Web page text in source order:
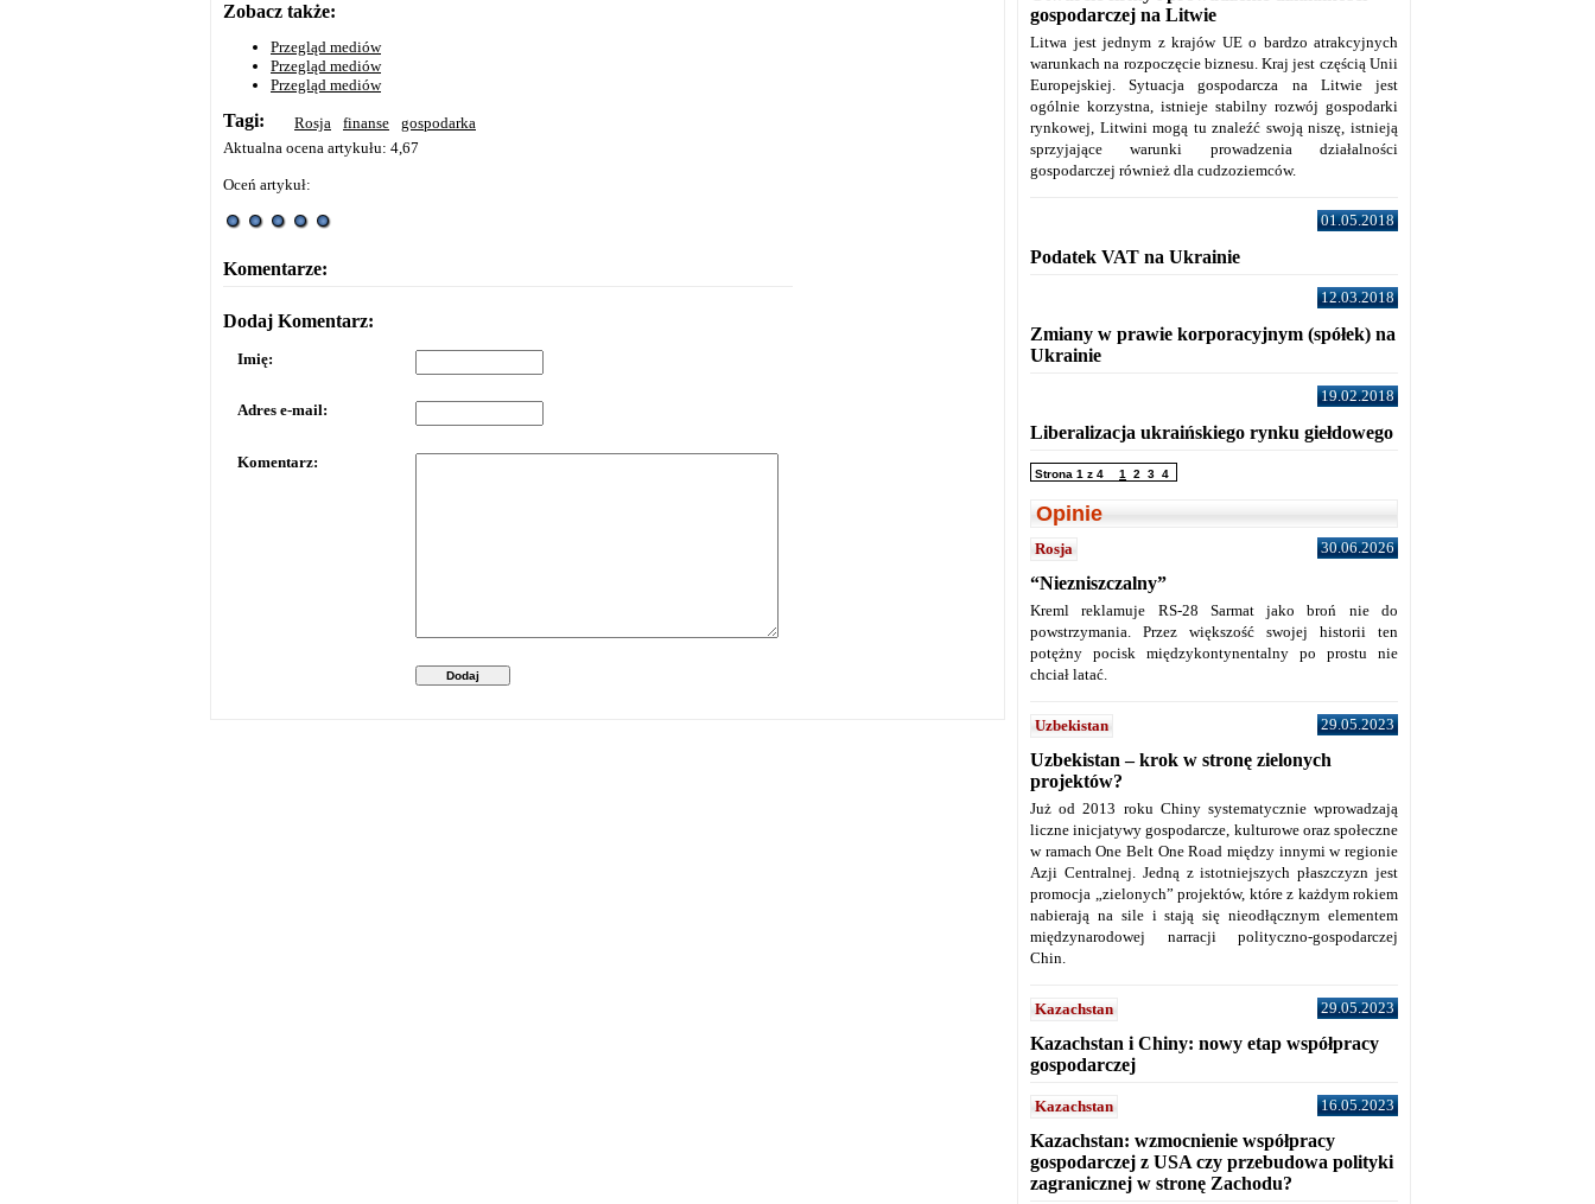
Zobacz także:
Przegląd mediów
Przegląd mediów
Przegląd mediów
Tagi: Rosja finanse
gospodarka
Aktualna ocena artykułu: 4,67
Oceń artykuł:
Komentarze:
Dodaj Komentarz:
Imię:
Adres e-mail:
Komentarz:
Dodaj
gospodarczej na Litwie
Litwa jest jednym z krajów UE o bardzo atrakcyjnych
warunkach na rozpoczęcie biznesu. Kraj jest częścią Unii
Europejskiej. Sytuacja gospodarcza na Litwie jest
ogólnie korzystna, istnieje stabilny rozwój gospodarki
rynkowej, Litwini mogą tu znaleźć swoją niszę, istnieją
sprzyjające warunki prowadzenia działalności
gospodarczej również dla cudzoziemców.
01.05.2018
Podatek VAT na Ukrainie
12.03.2018
Zmiany w prawie korporacyjnym (spółek) na
Ukrainie
19.02.2018
Liberalizacja ukraińskiego rynku giełdowego
Strona 1 z 4 1 2 3 4
Opinie
Rosja 30.06.2026
“Niezniszczalny”
Kreml reklamuje RS-28 Sarmat jako broń nie do
powstrzymania. Przez większość swojej historii ten
potężny pocisk międzykontynentalny po prostu nie
chciał latać.
Uzbekistan 29.05.2023
Uzbekistan – krok w stronę zielonych
projektów?
Już od 2013 roku Chiny systematycznie wprowadzają
liczne inicjatywy gospodarcze, kulturowe oraz społeczne
w ramach One Belt One Road między innymi w regionie
Azji Centralnej. Jedną z istotniejszych płaszczyzn jest
promocja „zielonych” projektów, które z każdym rokiem
nabierają na sile i stają się nieodłącznym elementem
międzynarodowej narracji polityczno-gospodarczej
Chin.
Kazachstan 29.05.2023
Kazachstan i Chiny: nowy etap współpracy
gospodarczej
Kazachstan 16.05.2023
Kazachstan: wzmocnienie współpracy
gospodarczej z USA czy przebudowa polityki
zagranicznej w stronę Zachodu?